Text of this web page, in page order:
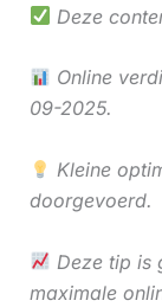
Deze
Online
09-2025.
Kleine
doorgevoerd.
Deze tip is
maximale